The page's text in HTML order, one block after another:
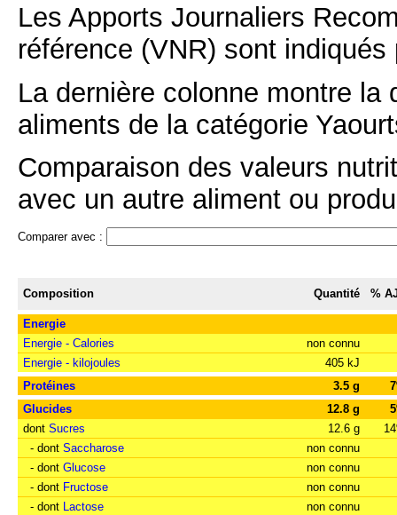
Les Apports Journaliers
référence (VNR) sont
La dernière colonne montre
aliments de la catégorie
Comparaison des valeurs
avec un autre aliment ou
Comparer avec :
Composition Quantité %
Energie
Energie - Calories
non connu
Energie - kilojoules
405 kJ
Protéines
3.5 g
Glucides
12.8 g
dont Sucres 12.6 g
- dont Saccharose
non connu
- dont Glucose
non connu
- dont Fructose
non connu
- dont Lactose
non connu